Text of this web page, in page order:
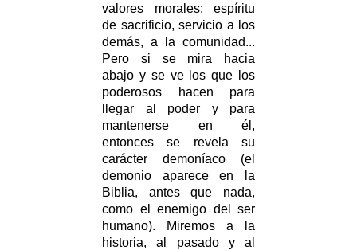
valores morales: espíritu
de sacrificio, servicio a los
demás, a la comunidad...
Pero si se mira hacia
abajo y se ve los que los
poderosos hacen para
llegar al poder y para
mantenerse en él,
entonces se revela su
carácter demoníaco (el
demonio aparece en la
Biblia, antes que nada,
como el enemigo del ser
humano). Miremos a la
historia, al pasado y al